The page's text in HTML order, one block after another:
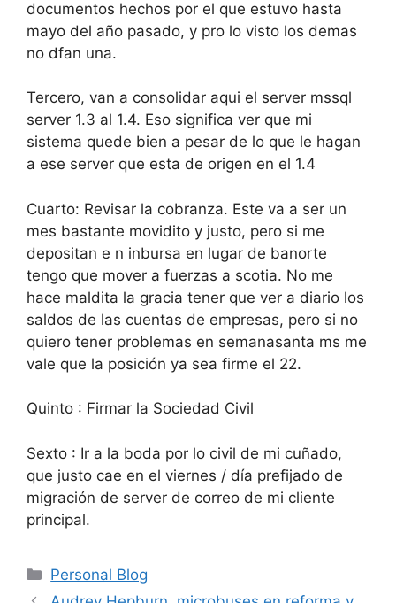
documentos hechos por el que estuvo hasta
mayo del año pasado, y pro lo visto los demas
no dfan una.
Tercero, van a consolidar aqui el server mssql
server 1.3 al 1.4. Eso significa ver que mi
sistema quede bien a pesar de lo que le hagan
a ese server que esta de origen en el 1.4
Cuarto: Revisar la cobranza. Este va a ser un
mes bastante movidito y justo, pero si me
depositan e n inbursa en lugar de banorte
tengo que mover a fuerzas a scotia. No me
hace maldita la gracia tener que ver a diario los
saldos de las cuentas de empresas, pero si no
quiero tener problemas en semanasanta ms me
vale que la posición ya sea firme el 22.
Quinto : Firmar la Sociedad Civil
Sexto : Ir a la boda por lo civil de mi cuñado,
que justo cae en el viernes / día prefijado de
migración de server de correo de mi cliente
principal.
Categorías
Personal Blog